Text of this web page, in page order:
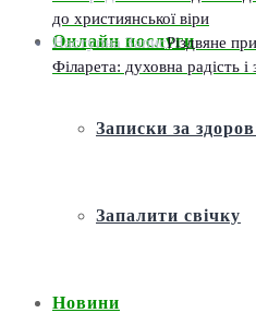
Онлайн послуги
Записки за
Запалити свічку
Новини
до християнської віри
Наступна ЗаписРіздвяне
Філарета: духовна радість